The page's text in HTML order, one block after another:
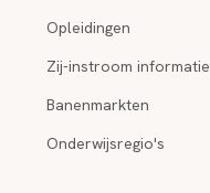
Opleidingen
Zij-instroom informatie
Banenmarkten
Onderwijsregio's